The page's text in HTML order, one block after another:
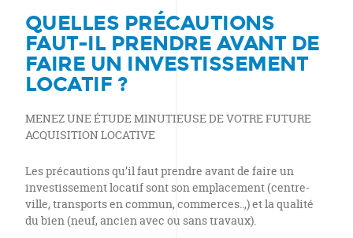
QUELLES PRÉCAUTIONS
FAUT-IL PRENDRE AVANT DE
FAIRE UN INVESTISSEMENT
LOCATIF ?
MENEZ UNE ÉTUDE MINUTIEUSE DE VOTRE FUTURE
ACQUISITION LOCATIVE
Les précautions qu’il faut prendre avant de faire un
investissement locatif sont son emplacement (centre-
ville, transports en commun, commerces..,) et la qualité
du bien (neuf, ancien avec ou sans travaux).